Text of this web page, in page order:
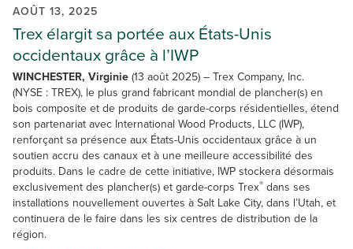
AOÛT 13, 2025
Trex élargit sa portée aux États-Unis
occidentaux grâce à l’IWP
WINCHESTER, Virginie(13 août 2025) – Trex Company, Inc.
(NYSE : TREX), le plus grand fabricant mondial de plancher(s) en
bois composite et de produits de garde-corps résidentielles, étend
son partenariat avec International Wood Products, LLC (IWP),
renforçant sa présence aux États-Unis occidentaux grâce à un
soutien accru des canaux et à une meilleure accessibilité des
produits. Dans le cadre de cette initiative, IWP stockera désormais
exclusivement des plancher(s) et garde-corps Trex® dans ses
installations nouvellement ouvertes à Salt Lake City, dans l’Utah, et
continuera de le faire dans les six centres de distribution de la
région.